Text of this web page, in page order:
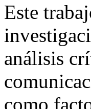
Este
análisis
como